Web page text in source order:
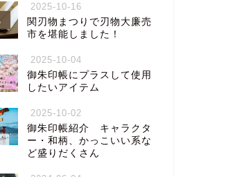
2025-10-16
関刃物まつりで刃物大廉売
市を堪能しました！
2025-10-04
御朱印帳にプラスして使用
したいアイテム
2025-10-02
御朱印帳紹介 キャラクタ
ー・和柄、かっこいい系な
ど盛りだくさん